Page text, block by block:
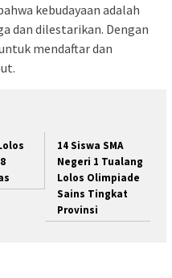
kebudayaan adalah
dan dilestarikan. Dengan
mendaftar dan
14 Siswa SMA
Negeri 1 Tualang
Lolos Olimpiade
Sains Tingkat
Provinsi